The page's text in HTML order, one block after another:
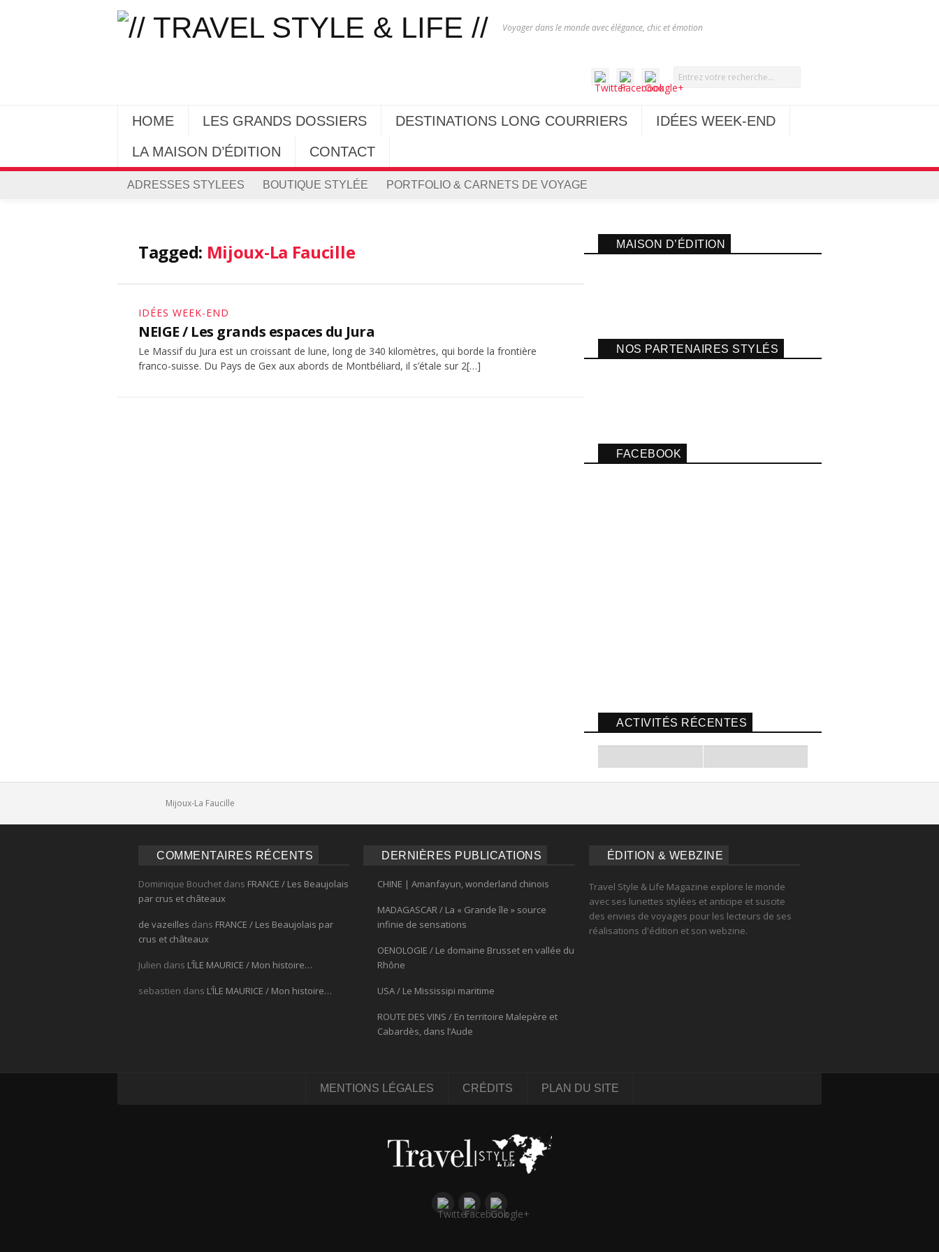
Voyager dans le monde avec élégance, chic et émotion
HOME LES GRANDS DOSSIERS DESTINATIONS LONG COURRIERS
IDÉES WEEK-END
LA MAISON D’ÉDITION
CONTACT
ADRESSES STYLEES BOUTIQUE STYLÉE PORTFOLIO & CARNETS DE VOYAGE
Tagged: Mijoux-La Faucille
IDÉES WEEK-END
NEIGE / Les grands espaces du Jura
Le Massif du Jura est un croissant de lune, long de 340 kilomètres, qui borde la frontière
franco-suisse. Du Pays de Gex aux abords de Montbéliard, il s’étale sur 2[…]
MAISON D’ÉDITION
NOS PARTENAIRES STYLÉS
FACEBOOK
ACTIVITÉS RÉCENTES
Mijoux-La Faucille
COMMENTAIRES RÉCENTS
Dominique Bouchet dans FRANCE / Les Beaujolais
par crus et châteaux
de vazeilles dans FRANCE / Les Beaujolais par
crus et châteaux
Julien dans L’ÎLE MAURICE / Mon histoire…
sebastien dans L’ÎLE MAURICE / Mon histoire…
DERNIÈRES PUBLICATIONS
CHINE | Amanfayun, wonderland chinois
MADAGASCAR / La « Grande île » source
infinie de sensations
OENOLOGIE / Le domaine Brusset en vallée du
Rhône
USA / Le Mississipi maritime
ROUTE DES VINS / En territoire Malepère et
Cabardès, dans l’Aude
ÉDITION & WEBZINE
Travel Style & Life Magazine explore le monde
avec ses lunettes stylées et anticipe et suscite
des envies de voyages pour les lecteurs de ses
réalisations d'édition et son webzine.
MENTIONS LÉGALES CRÉDITS PLAN DU SITE